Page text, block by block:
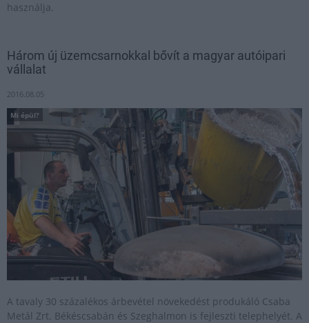
használja.
Három új üzemcsarnokkal bővít a magyar autóipari
vállalat
2016.08.05
Mi épül?
A tavaly 30 százalékos árbevétel növekedést produkáló Csaba
Metál Zrt. Békéscsabán és Szeghalmon is fejleszti telephelyét. A